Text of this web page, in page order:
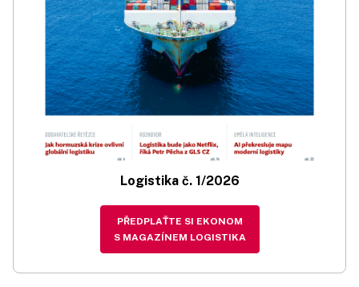
Logistika č. 1/2026
PŘEDPLAŤTE SI EKONOM
S MAGAZÍNEM LOGISTIKA